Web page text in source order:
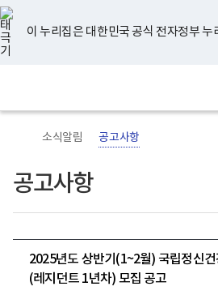
너
비
767px
이
하
이 누리집은 대한민국 공식 전자정부 누
지메
홈
소식알림 공고사항
공고사항
2025년도 상반기(1~2월) 국립정신건
(레지던트 1년차) 모집 공고
유
튜
브
페
이
스
북
인
스
타
그
램
블
로
그